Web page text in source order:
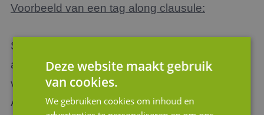
Voorbeeld van een tag along clausule:
Stel: een onderneming heeft twee
aandeelhouders. Aandeelhouder A bezit 75%
van de aandelen en aandeelhouder B 25%.
Aandeelhouder A besluit zijn aandelen te
Deze website maakt gebruik
van cookies.
We gebruiken cookies om inhoud en